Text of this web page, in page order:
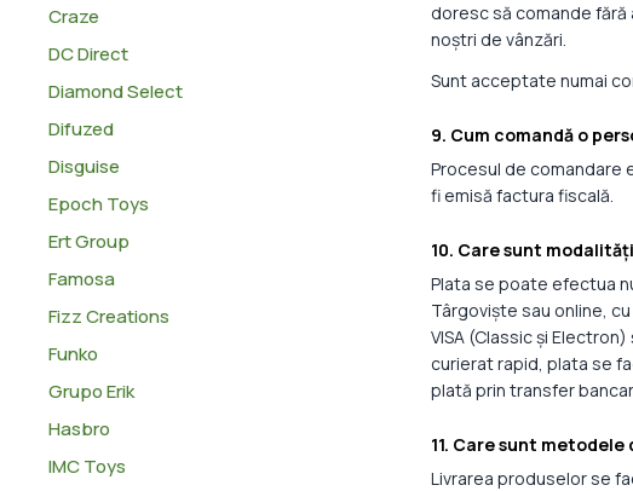
Craze
DC Direct
Diamond Select
Difuzed
Disguise
Epoch Toys
Ert Group
Famosa
Fizz Creations
Funko
Grupo Erik
Hasbro
IMC Toys
doresc să comande
noștri de vânzări.
Sunt acceptate numai
9. Cum comandă o
Procesul de comandare
fi emisă factura fiscală.
10. Care sunt
Plata se poate efectua
Târgoviște sau online,
VISA (Classic și
curierat rapid, plata se
plată prin transfer
11. Care sunt metodele
Livrarea produselor se